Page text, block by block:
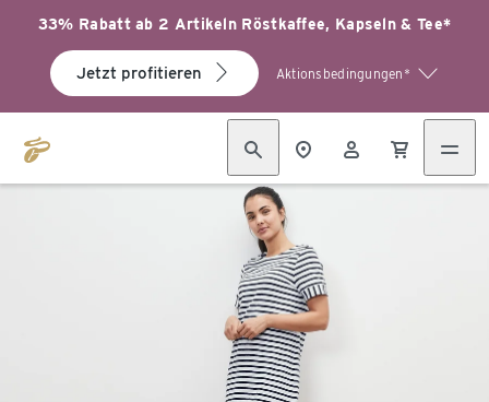
33% Rabatt ab 2 Artikeln Röstkaffee, Kapseln & Tee*
Jetzt profitieren Aktionsbedingungen*